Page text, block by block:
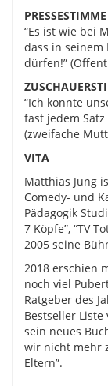
PRESSESTIMME
“Es ist wie bei
dass in seinem
dürfen!”
“Ich konnte
fast jedem
(zweifache
VITA
Matthias Jung
Comedy- und
Pädagogik
7 Köpfe”, “TV
2005 seine
2018 erschien
noch viel
Ratgeber des
Bestseller
sein neues
wir nicht mehr
Eltern”.